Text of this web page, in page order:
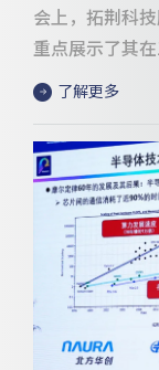
会上，拓荆科
重点展示了其
了解更多